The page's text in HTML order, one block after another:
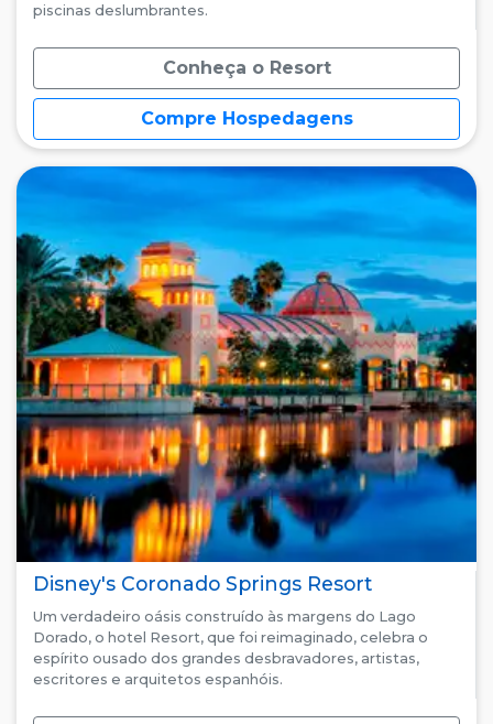
piscinas deslumbrantes.
Conheça o Resort
Compre Hospedagens
Disney's Coronado Springs Resort
Um verdadeiro oásis construído às margens do Lago
Dorado, o hotel Resort, que foi reimaginado, celebra o
espírito ousado dos grandes desbravadores, artistas,
escritores e arquitetos espanhóis.